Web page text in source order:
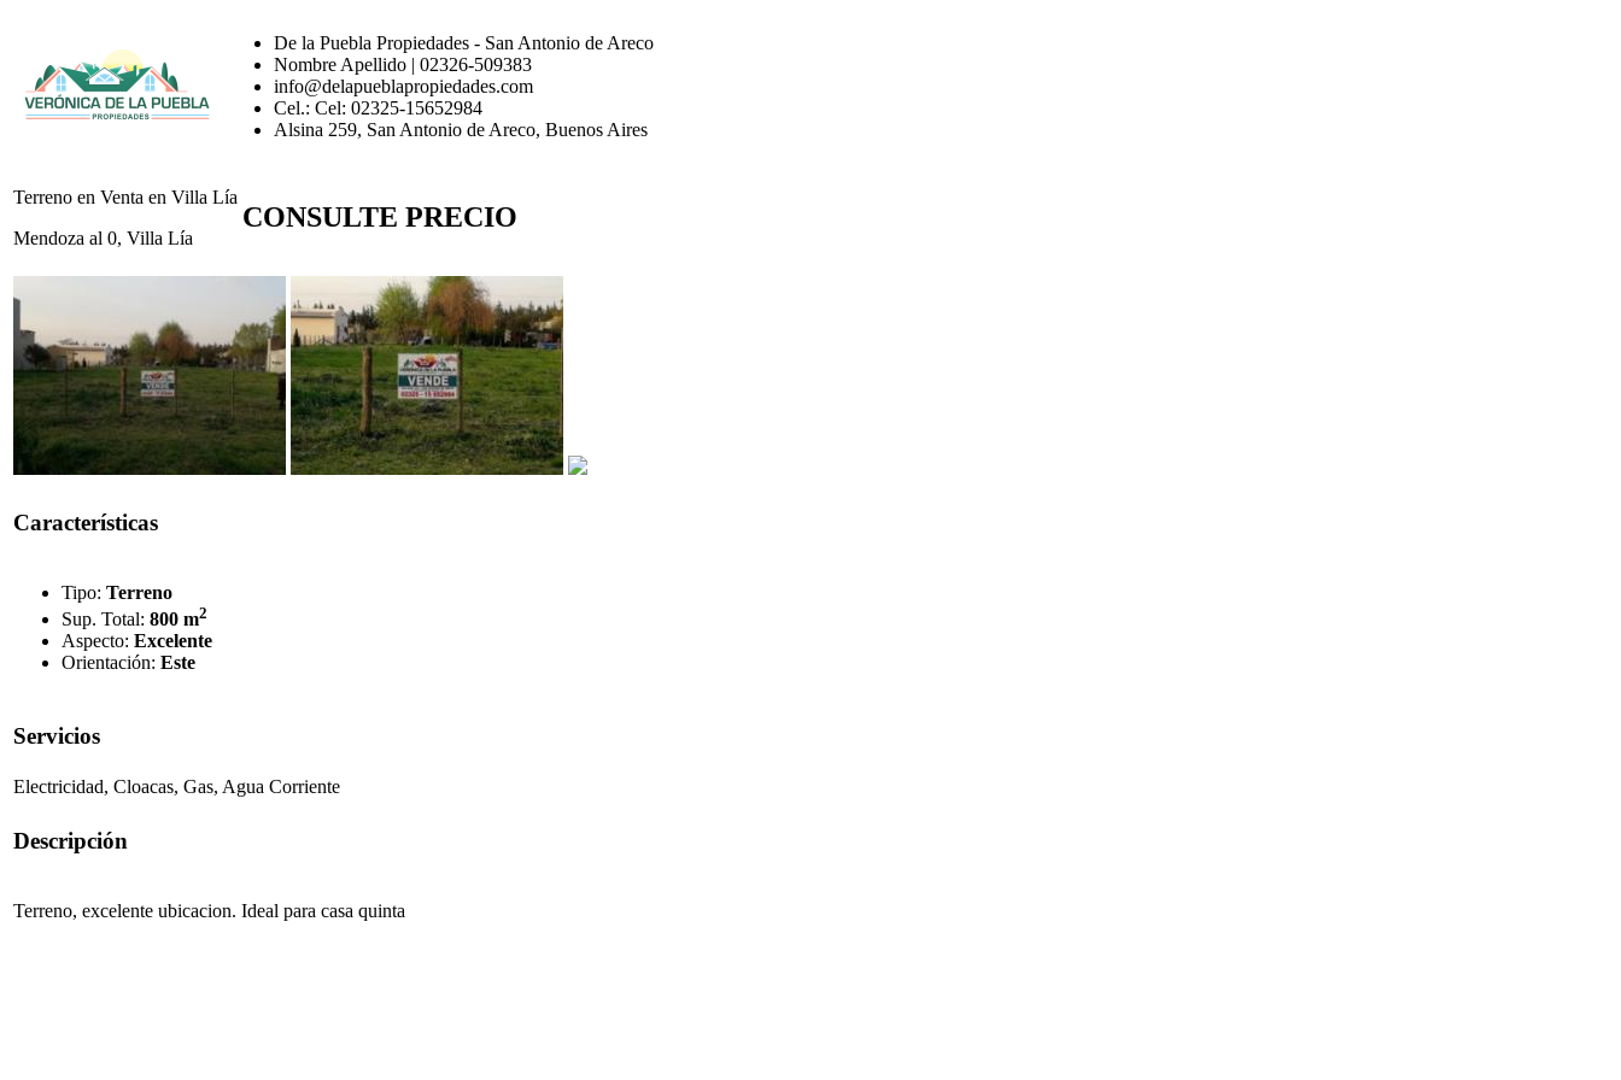
De la Puebla Propiedades - San Antonio de Areco
Nombre Apellido | 02326-509383
info@delapueblapropiedades.com
Cel.: Cel: 02325-15652984
Alsina 259, San Antonio de Areco, Buenos Aires
Terreno en Venta en Villa Lía
Mendoza al 0, Villa Lía
CONSULTE PRECIO
Características
Tipo: Terreno
Sup. Total: 800 m2
Aspecto: Excelente
Orientación: Este
Servicios
Electricidad, Cloacas, Gas, Agua Corriente
Descripción
Terreno, excelente ubicacion. Ideal para casa quinta